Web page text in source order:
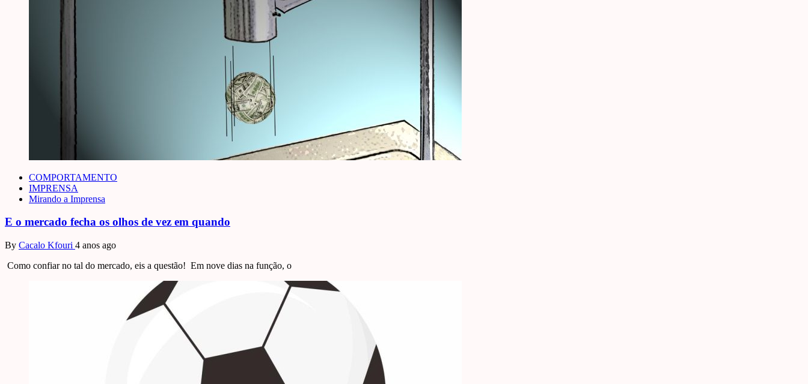
COMPORTAMENTO
IMPRENSA
Mirando a Imprensa
E o mercado fecha os olhos de vez em quando
By Cacalo Kfouri 4 anos ago
Como confiar no tal do mercado, eis a questão! Em nove dias na função, o